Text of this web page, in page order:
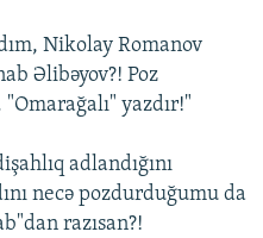
Nikolay Romanov
Əlibəyov?! Poz
"Omarağalı" yazdır!"
adlandığını
necə pozdurduğumu da
razısan?!